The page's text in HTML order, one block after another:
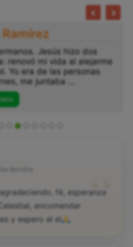
Jesús hizo dos
renovó mi vida al alejarme
Yo era de las personas
me juntaba ...
“
fé, esperanza
encomendar
y espero el el